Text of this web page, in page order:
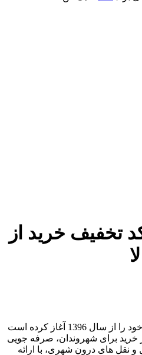
کد تخفیف خرید از
فروشگاه اینترنتی اکالا فعالیت خود را از سال 1396 آغاز کرده است
خرید برای شهروندان، صرفه جویی
نقل های درون شهری، با ارائه